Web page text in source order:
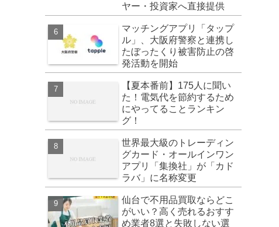
ヤー・投資家へ直接提供
マッチングアプリ「タップ
ル」、大阪府警察と連携し
たぼったくり被害防止の啓
発活動を開始
【夏本番前】175人に聞い
た！電気代を節約するため
にやってることランキン
グ！
世界最大級のトレーディン
グカード・オールインワン
アプリ「集換社」が「カド
ラバ」に名称変更
仙台で不用品買取ならどこ
がいい？高く売れるおすす
め業者8選と失敗しない選